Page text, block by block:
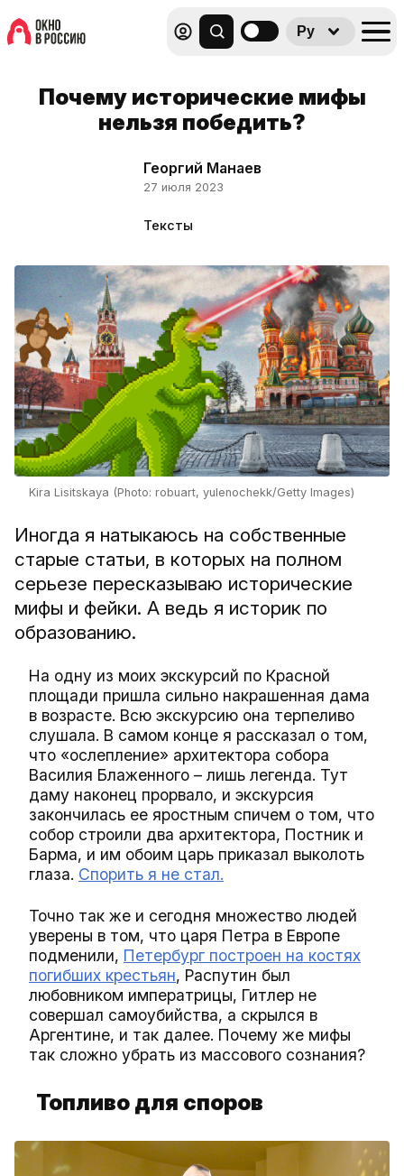
Ру
Почему исторические мифы
нельзя победить?
Георгий Манаев
27 июля 2023
Тексты
Kira Lisitskaya (Photo: robuart, yulenochekk/Getty Images)
Иногда я натыкаюсь на собственные
старые статьи, в которых на полном
серьезе пересказываю исторические
мифы и фейки. А ведь я историк по
образованию.
На одну из моих экскурсий по Красной
площади пришла сильно накрашенная дама
в возрасте. Всю экскурсию она терпеливо
слушала. В самом конце я рассказал о том,
что «ослепление» архитектора собора
Василия Блаженного – лишь легенда. Тут
даму наконец прорвало, и экскурсия
закончилась ее яростным спичем о том, что
собор строили два архитектора, Постник и
Барма, и им обоим царь приказал выколоть
глаза. Спорить я не стал.
Точно так же и сегодня множество людей
уверены в том, что царя Петра в Европе
подменили, Петербург построен на костях
погибших крестьян, Распутин был
любовником императрицы, Гитлер не
совершал самоубийства, а скрылся в
Аргентине, и так далее. Почему же мифы
так сложно убрать из массового сознания?
Топливо для споров